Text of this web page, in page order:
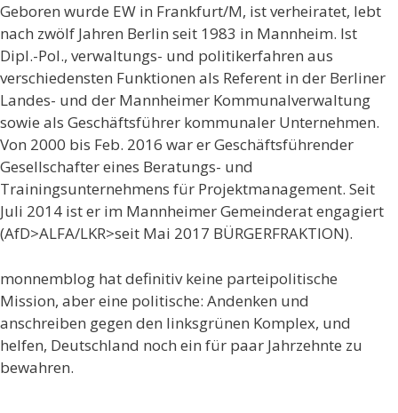
Geboren wurde EW in Frankfurt/M, ist verheiratet, lebt
nach zwölf Jahren Berlin seit 1983 in Mannheim. Ist
Dipl.-Pol., verwaltungs- und politikerfahren aus
verschiedensten Funktionen als Referent in der Berliner
Landes- und der Mannheimer Kommunalverwaltung
sowie als Geschäftsführer kommunaler Unternehmen.
Von 2000 bis Feb. 2016 war er Geschäftsführender
Gesellschafter eines Beratungs- und
Trainingsunternehmens für Projektmanagement. Seit
Juli 2014 ist er im Mannheimer Gemeinderat engagiert
(AfD>ALFA/LKR>seit Mai 2017 BÜRGERFRAKTION).
monnemblog hat definitiv keine parteipolitische
Mission, aber eine politische: Andenken und
anschreiben gegen den linksgrünen Komplex, und
helfen, Deutschland noch ein für paar Jahrzehnte zu
bewahren.